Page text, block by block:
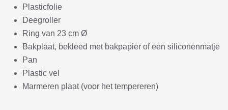
Plasticfolie
Deegroller
Ring van 23 cm Ø
Bakplaat, bekleed met bakpapier of een siliconenmatje
Pan
Plastic vel
Marmeren plaat (voor het tempereren)